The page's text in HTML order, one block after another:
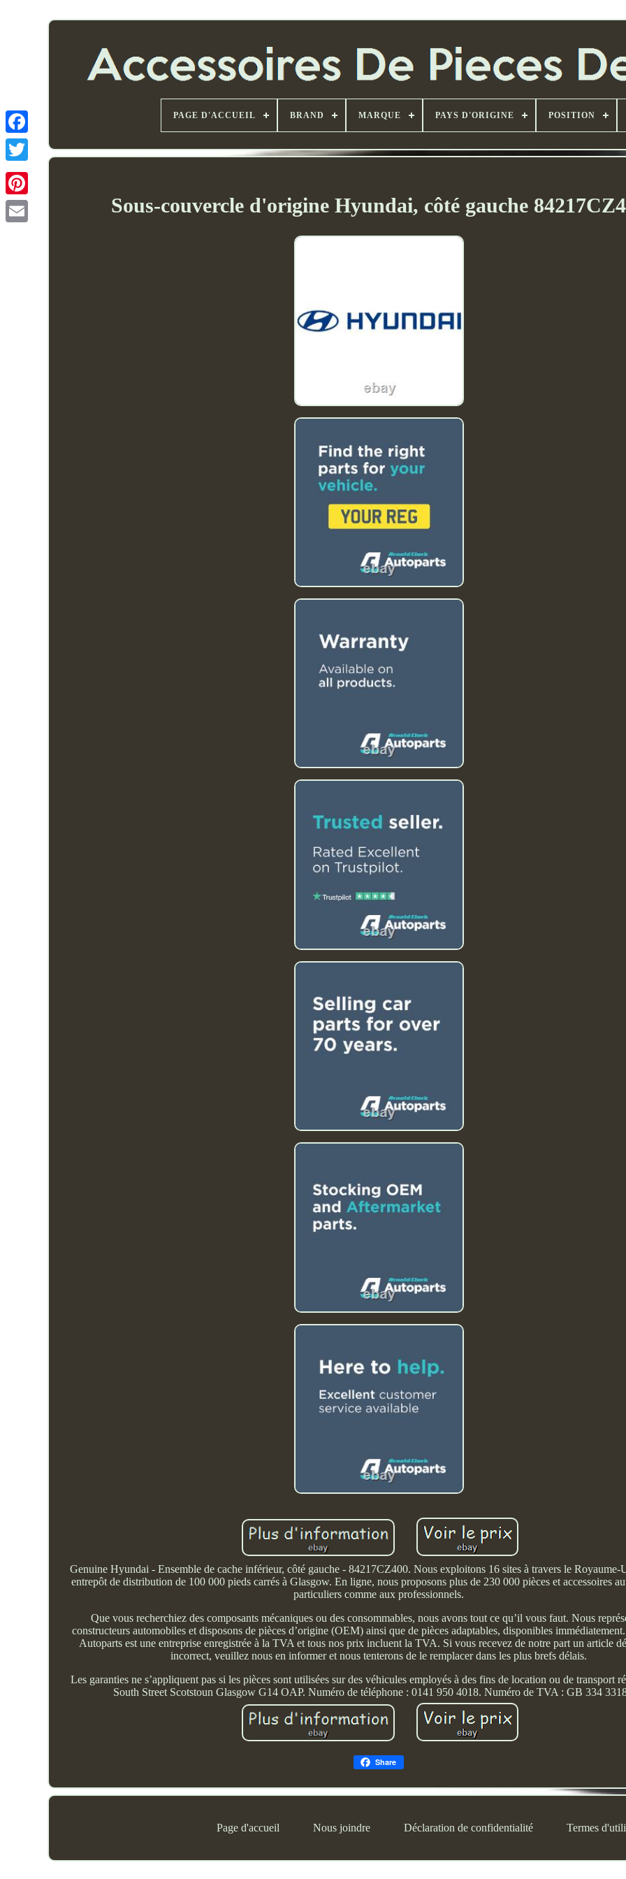
PAGE D'ACCUEIL BRAND MARQUE PAYS D'ORIGINE POSITION
Sous-couvercle d'origine Hyundai, côté gauche
Genuine Hyundai - Ensemble de cache inférieur, côté gauche - 84217CZ400. Nous exploitons 16 sites à travers le Royaume-
entrepôt de distribution de 100 000 pieds carrés à Glasgow. En ligne, nous proposons plus de 230 000 pièces et accessoires
particuliers comme aux professionnels.
Que vous recherchiez des composants mécaniques ou des consommables, nous avons tout ce qu’il vous faut. Nous
constructeurs automobiles et disposons de pièces d’origine (OEM) ainsi que de pièces adaptables, disponibles
Autoparts est une entreprise enregistrée à la TVA et tous nos prix incluent la TVA. Si vous recevez de notre part un article
incorrect, veuillez nous en informer et nous tenterons de le remplacer dans les plus brefs délais.
Les garanties ne s’appliquent pas si les pièces sont utilisées sur des véhicules employés à des fins de location ou de transport
South Street Scotstoun Glasgow G14 OAP. Numéro de téléphone : 0141 950 4018. Numéro de TVA : GB 334
Share
Page d'accueil Nous joindre Déclaration de confidentialité Termes